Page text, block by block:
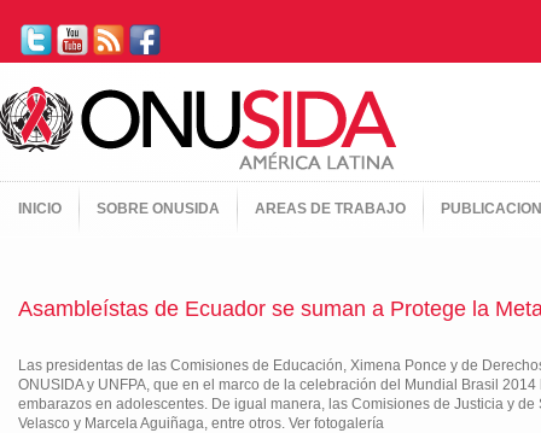
INICIO SOBRE ONUSIDA AREAS DE TRABAJO
Asambleístas de Ecuador se suman a Protege la
Las presidentas de las Comisiones de Educación, Ximena Ponce y de
ONUSIDA y UNFPA, que en el marco de la celebración del Mundial Brasil
embarazos en adolescentes. De igual manera, las Comisiones de Justicia y
Velasco y Marcela Aguiñaga, entre otros. Ver fotogalería